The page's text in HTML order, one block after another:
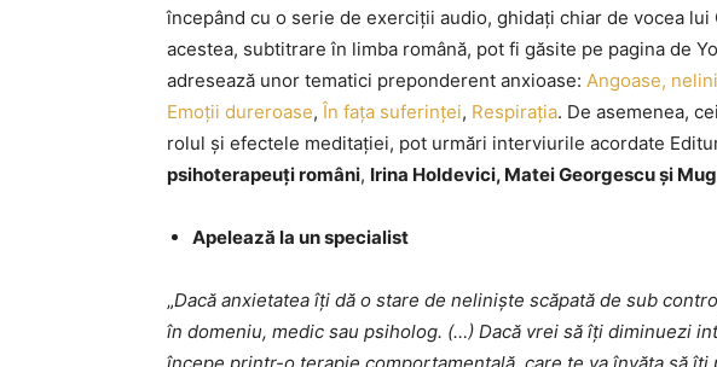
începând cu o serie de exerciții audio, ghidați chiar de vocea
acestea, subtitrare în limba română, pot fi găsite pe pagina de
adresează unor tematici preponderent anxioase: Angoase,
Emoții dureroase, În fața suferinței, Respirația. De asemenea,
rolul și efectele meditației, pot urmări interviurile acordate
psihoterapeuți români, Irina Holdevici, Matei Georgescu și
Apelează la un specialist
„Dacă anxietatea îți dă o stare de neliniște scăpată de sub
în domeniu, medic sau psiholog. (…) Dacă vrei să îți diminuezi